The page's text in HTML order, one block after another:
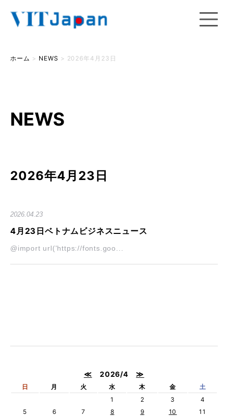
ホーム > NEWS > 2026年4月23日
NEWS
2026年4月23日
2026.04.23
4月23日ベトナムビジネスニュース
@import url('https://fonts.goo...
≪ 2026/4 ≫
日 月 火 水 木 金
土
1
2 3
4
5
6 7 8 9 10
11